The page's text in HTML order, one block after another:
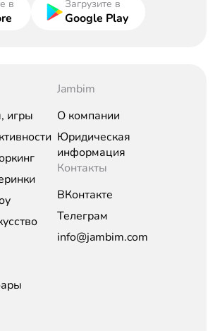
в Загрузите в
Google Play
игры
Jambim
О компании
Юридическая
информация
Контакты
ВКонтакте
Телеграм
info@jambim.com